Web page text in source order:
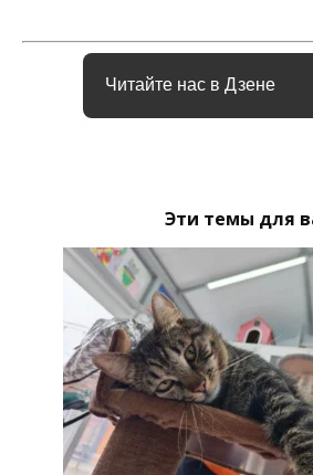
Читайте нас в Дзене
Эти темы для